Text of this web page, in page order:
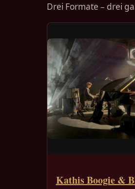
Drei Formate – drei
Kathis Boogie &